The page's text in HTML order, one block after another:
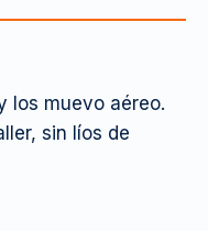
los muevo aéreo.
sin líos de